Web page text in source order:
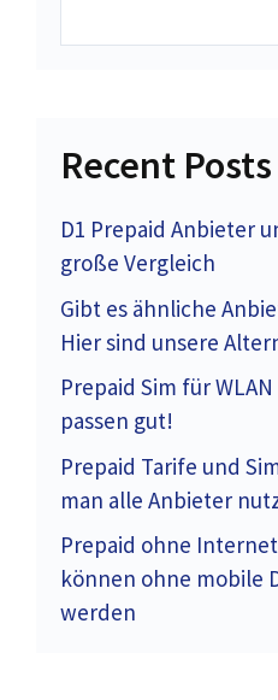
Recent Posts
D1 Prepaid Anbieter
große Vergleich
Gibt es ähnliche
Hier sind unsere
Prepaid Sim für
passen gut!
Prepaid Tarife und
man alle Anbieter
Prepaid ohne
können ohne mobile
werden